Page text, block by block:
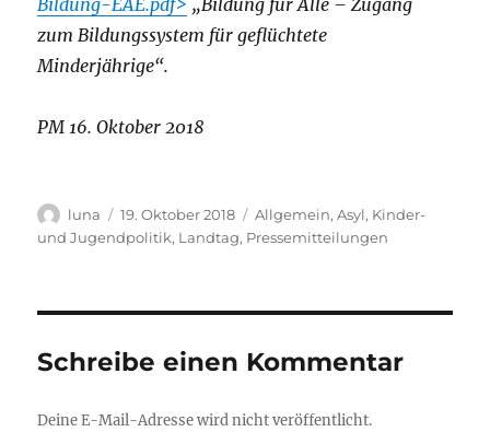
zum Bildungssystem für geflüchtete
Minderjährige“.
PM 16. Oktober 2018
Autor
luna
Veröffentlicht
am
19. Oktober 2018 Kategorien
Allgemein,Asyl, Kinder-
und Jugendpolitik, Landtag, Pressemitteilungen
Schreibe einen Kommentar
Deine E-Mail-Adresse wird nicht veröffentlicht.